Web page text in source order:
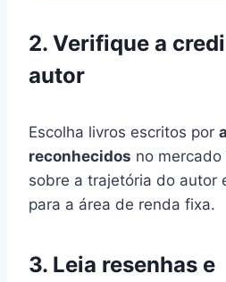
2. Verifique a
autor
Escolha livros escritos por
reconhecidos no
sobre a trajetória do autor
para a área de renda fixa.
3. Leia resenhas e